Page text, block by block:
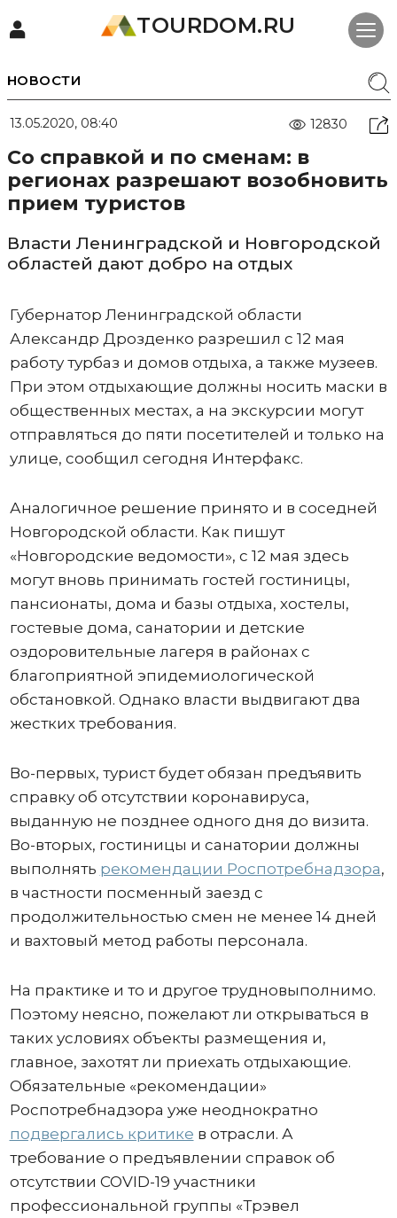
TOURDOM.RU
НОВОСТИ
13.05.2020, 08:40 12830
Со справкой и по сменам: в
регионах разрешают возобновить
прием туристов
Власти Ленинградской и Новгородской
областей дают добро на отдых
Губернатор Ленинградской области
Александр Дрозденко разрешил с 12 мая
работу турбаз и домов отдыха, а также музеев.
При этом отдыхающие должны носить маски в
общественных местах, а на экскурсии могут
отправляться до пяти посетителей и только на
улице, сообщил сегодня Интерфакс.
Аналогичное решение принято и в соседней
Новгородской области. Как пишут
«Новгородские ведомости», с 12 мая здесь
могут вновь принимать гостей гостиницы,
пансионаты, дома и базы отдыха, хостелы,
гостевые дома, санатории и детские
оздоровительные лагеря в районах с
благоприятной эпидемиологической
обстановкой. Однако власти выдвигают два
жестких требования.
Во-первых, турист будет обязан предъявить
справку об отсутствии коронавируса,
выданную не позднее одного дня до визита.
Во-вторых, гостиницы и санатории должны
выполнять рекомендации Роспотребнадзора,
в частности посменный заезд с
продолжительностью смен не менее 14 дней
и вахтовый метод работы персонала.
На практике и то и другое трудновыполнимо.
Поэтому неясно, пожелают ли открываться в
таких условиях объекты размещения и,
главное, захотят ли приехать отдыхающие.
Обязательные «рекомендации»
Роспотребнадзора уже неоднократно
подвергались критике в отрасли. А
требование о предъявлении справок об
отсутствии COVID-19 участники
профессиональной группы «Трэвел